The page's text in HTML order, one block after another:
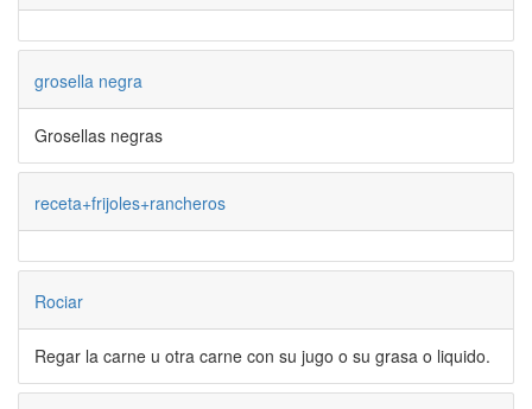
grosella negra
Grosellas negras
receta+frijoles+rancheros
Rociar
Regar la carne u otra carne con su jugo o su grasa o liquido.